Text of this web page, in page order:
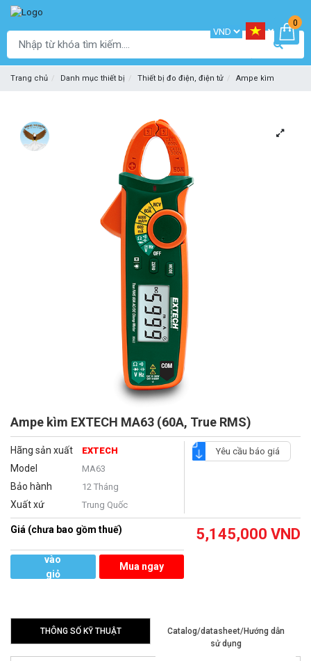
0
Trang chủ Danh mục thiết bị Thiết bị đo điện, điện tử Ampe kìm
Ampe kìm EXTECH MA63 (60A, True RMS)
Hãng sản xuất EXTECH
Model MA63
Bảo hành 12 Tháng
Xuất xứ Trung Quốc
Yêu cầu báo giá
Giá (chưa bao gồm thuế) 5,145,000 VND
vào
giỏ
Mua ngay
THÔNG SỐ KỸ THUẬT
Catalog/datasheet/Hướng dẫn
sử dụng